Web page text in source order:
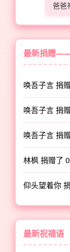
爸爸
最新捐赠
唤吾子言 捐
唤吾子言 捐
唤吾子言 捐
林枫 捐赠了
仰头望着你
最新祝福语